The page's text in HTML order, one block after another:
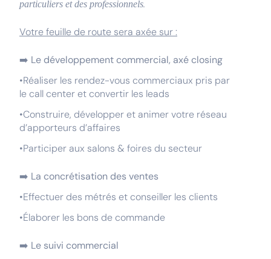
particuliers et des professionnels.
Votre feuille de route sera axée sur :
➡️ Le développement commercial, axé closing
•Réaliser les rendez-vous commerciaux pris par
le call center et convertir les leads
•Construire, développer et animer votre réseau
d’apporteurs d’affaires
•Participer aux salons & foires du secteur
➡️ La concrétisation des ventes
•Effectuer des métrés et conseiller les clients
•Élaborer les bons de commande
➡️ Le suivi commercial